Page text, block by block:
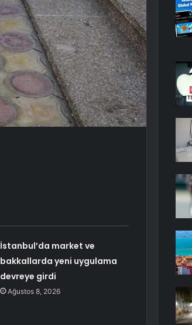
İstanbul’da market ve
bakkallarda yeni uygulama
devreye girdi
Ağustos 8, 2026